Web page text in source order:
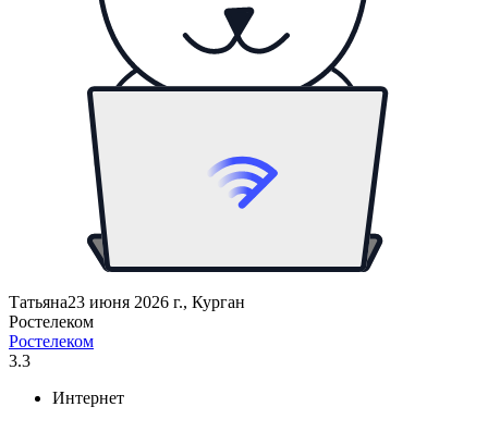
Татьяна23 июня 2026 г., Курган
Ростелеком
Ростелеком
3.3
Интернет